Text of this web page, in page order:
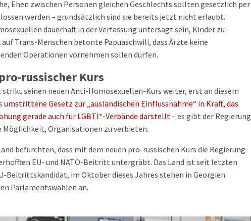
Ehen zwischen Personen gleichen Geschlechts sollten gesetzlich per
werden – grundsätzlich sind sie bereits jetzt nicht erlaubt.
dauerhaft in der Verfassung untersagt sein, Kinder zu
Trans-Menschen betonte Papuaschwili, dass Ärzte keine
Operationen vornehmen sollen dürfen.
russischer Kurs
seinen neuen Anti-Homosexuellen-Kurs weiter, erst an diesem
umstrittene Gesetz zur „ausländischen Einflussnahme“ in Kraft, das
gerade auch für LGBTI*-Verbände darstellt– es gibt der Regierung
Möglichkeit, Organisationen zu verbieten.
befürchten, dass mit dem neuen pro-russischen Kurs die Regierung
EU- und NATO-Beitritt untergräbt. Das Land ist seit letzten
Beitrittskandidat, im Oktober dieses Jahres stehen in Georgien
Parlamentswahlen an.